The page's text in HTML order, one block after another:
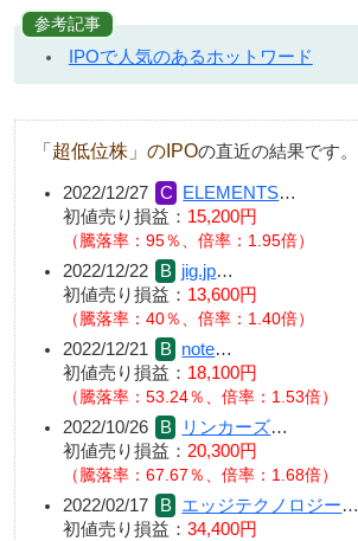
参考記事
IPOで人気のあるホットワード
「超低位株」のIPOの直近の結果です。
2022/12/27 ELEMENTS…
初値売り損益： 15,200円
（騰落率：95％、倍率：1.95倍）
2022/12/22 jig.jp…
初値売り損益： 13,600円
（騰落率：40％、倍率：1.40倍）
2022/12/21 note…
初値売り損益： 18,100円
（騰落率：53.24％、倍率：1.53倍）
2022/10/26 リンカーズ…
初値売り損益： 20,300円
（騰落率：67.67％、倍率：1.68倍）
2022/02/17 エッジテクノロジー…
初値売り損益： 34,400円